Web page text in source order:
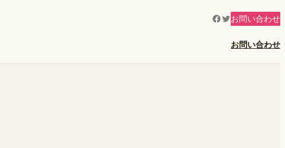
Facebook
Twitter
お問い合わせ
お問い合わせ